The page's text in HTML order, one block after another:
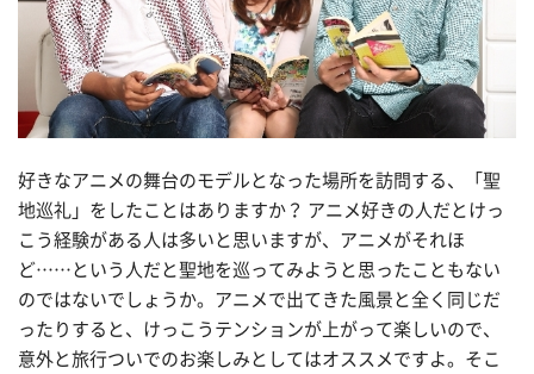
好きなアニメの舞台のモデルとなった場所を訪問する、「聖
地巡礼」をしたことはありますか？ アニメ好きの人だとけっ
こう経験がある人は多いと思いますが、アニメがそれほ
ど……という人だと聖地を巡ってみようと思ったこともない
のではないでしょうか。アニメで出てきた風景と全く同じだ
ったりすると、けっこうテンションが上がって楽しいので、
意外と旅行ついでのお楽しみとしてはオススメですよ。そこ